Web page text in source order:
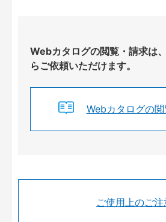
Webカタログの閲覧・請求は
らご依頼いただけます。
Webカタログの
ご使用上のご注